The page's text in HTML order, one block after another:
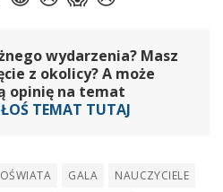
wydarzenia? Masz
z okolicy? A może
opinię na temat
TEMAT TUTAJ
OŚWIATA GALA
NAUCZYCIELE